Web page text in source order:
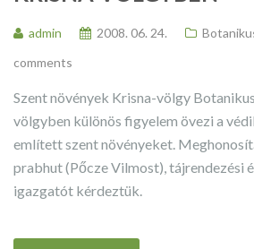
admin 2008. 06. 24.
comments
Szent növények Krisna-völgy
völgyben különös figyelem övezi a
említett szent növényeket.
prabhut (Pőcze Vilmost), tájrendezési
igazgatót kérdeztük.